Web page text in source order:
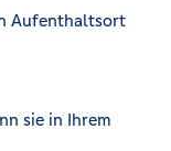
Aufenthaltsort
sie in Ihrem